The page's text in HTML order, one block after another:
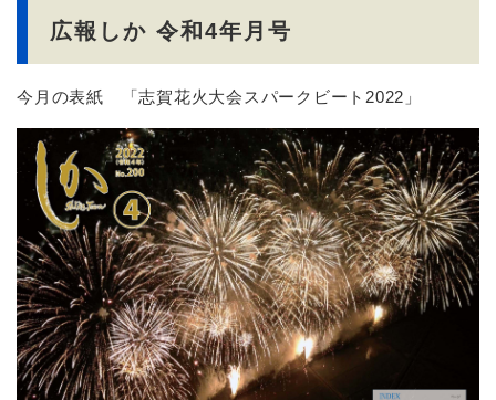
広報しか 令和4年月号
今月の表紙 「志賀花火大会スパークビート2022」